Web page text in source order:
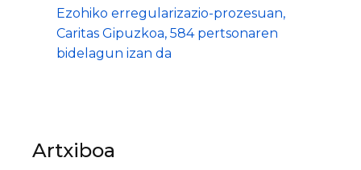
Ezohiko erregularizazio-prozesuan,
Caritas Gipuzkoa, 584 pertsonaren
bidelagun izan da
Artxiboa